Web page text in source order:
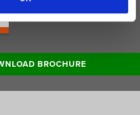
BROCHURE